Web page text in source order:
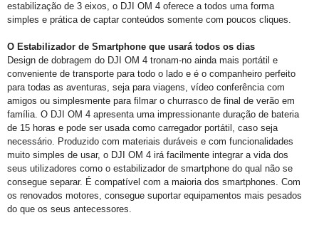
estabilização de 3 eixos, o DJI OM 4 oferece a todos uma forma
simples e prática de captar conteúdos somente com poucos cliques.
O Estabilizador de Smartphone que usará todos os dias
Design de dobragem do DJI OM 4 tronam-no ainda mais portátil e
conveniente de transporte para todo o lado e é o companheiro perfeito
para todas as aventuras, seja para viagens, vídeo conferência com
amigos ou simplesmente para filmar o churrasco de final de verão em
família. O DJI OM 4 apresenta uma impressionante duração de bateria
de 15 horas e pode ser usada como carregador portátil, caso seja
necessário. Produzido com materiais duráveis e com funcionalidades
muito simples de usar, o DJI OM 4 irá facilmente integrar a vida dos
seus utilizadores como o estabilizador de smartphone do qual não se
consegue separar. É compatível com a maioria dos smartphones. Com
os renovados motores, consegue suportar equipamentos mais pesados
do que os seus antecessores.